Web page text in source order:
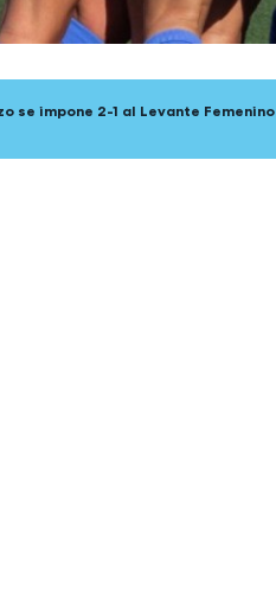
se impone 2-1 al Levante Femenino